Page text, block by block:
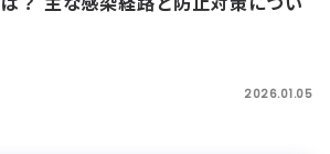
2026.01.05